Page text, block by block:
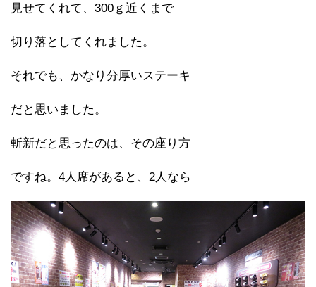
見せてくれて、300ｇ近くまで
切り落としてくれました。
それでも、かなり分厚いステーキ
だと思いました。
斬新だと思ったのは、その座り方
ですね。4人席があると、2人なら